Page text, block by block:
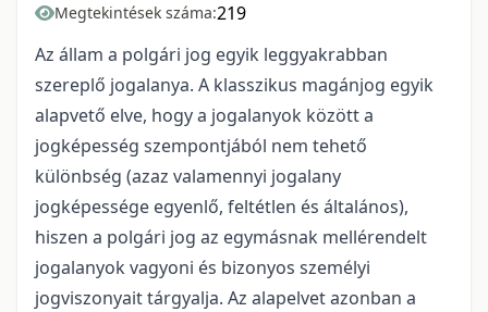
Megtekintések száma:219
Az állam a polgári jog egyik leggyakrabban
szereplő jogalanya. A klasszikus magánjog egyik
alapvető elve, hogy a jogalanyok között a
jogképesség szempontjából nem tehető
különbség (azaz valamennyi jogalany
jogképessége egyenlő, feltétlen és általános),
hiszen a polgári jog az egymásnak mellérendelt
jogalanyok vagyoni és bizonyos személyi
jogviszonyait tárgyalja. Az alapelvet azonban a